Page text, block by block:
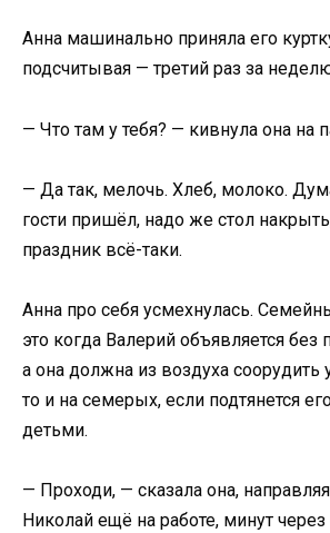
Анна машинально приняла его
подсчитывая — третий раз за
— Что там у тебя? — кивнула она на
— Да так, мелочь. Хлеб, молоко.
гости пришёл, надо же стол
праздник всё-таки.
Анна про себя усмехнулась.
это когда Валерий объявляется
а она должна из воздуха соорудить
то и на семерых, если подтянется
детьми.
— Проходи, — сказала она,
Николай ещё на работе, минут через